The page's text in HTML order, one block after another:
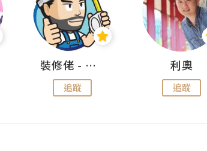
裝修佬 - 香港一站式網上裝修平台
追蹤
利奧
追蹤